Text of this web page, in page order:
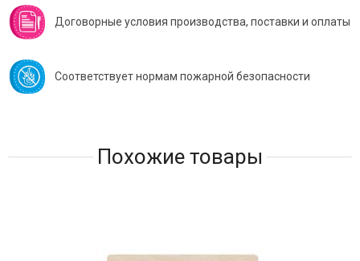
Договорные условия производства, поставки и оплаты
Соответствует нормам пожарной безопасности
Похожие товары